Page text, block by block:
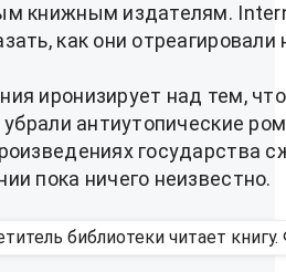
книжным издателям.
как они
иронизирует над тем,
убрали антиутопические
государства
пока ничего неизвестно.